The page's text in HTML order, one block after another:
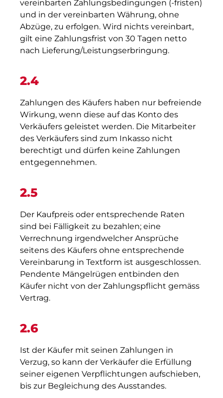
vereinbarten Zahlungsbedingungen (-fristen)
und in der vereinbarten Währung, ohne
Abzüge, zu erfolgen. Wird nichts vereinbart,
gilt eine Zahlungsfrist von 30 Tagen netto
nach Lieferung/Leistungserbringung.
2.4
Zahlungen des Käufers haben nur befreiende
Wirkung, wenn diese auf das Konto des
Verkäufers geleistet werden. Die Mitarbeiter
des Verkäufers sind zum Inkasso nicht
berechtigt und dürfen keine Zahlungen
entgegennehmen.
2.5
Der Kaufpreis oder entsprechende Raten
sind bei Fälligkeit zu bezahlen; eine
Verrechnung irgendwelcher Ansprüche
seitens des Käufers ohne entsprechende
Vereinbarung in Textform ist ausgeschlossen.
Pendente Mängelrügen entbinden den
Käufer nicht von der Zahlungspflicht gemäss
Vertrag.
2.6
Ist der Käufer mit seinen Zahlungen in
Verzug, so kann der Verkäufer die Erfüllung
seiner eigenen Verpflichtungen aufschieben,
bis zur Begleichung des Ausstandes.